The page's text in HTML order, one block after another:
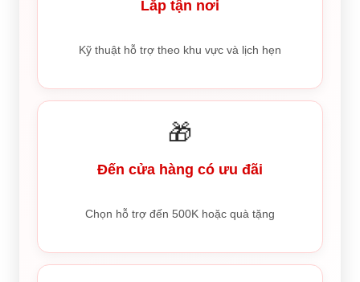
Lắp tận nơi
Kỹ thuật hỗ trợ theo khu vực và lịch hẹn
🎁
Đến cửa hàng có ưu đãi
Chọn hỗ trợ đến 500K hoặc quà tặng